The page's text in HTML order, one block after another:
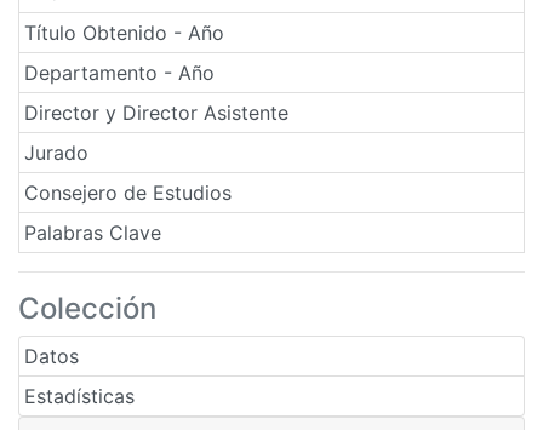
Título Obtenido - Año
Departamento - Año
Director y Director Asistente
Jurado
Consejero de Estudios
Palabras Clave
Colección
Datos
Estadísticas